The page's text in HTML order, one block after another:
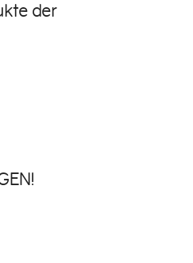
der